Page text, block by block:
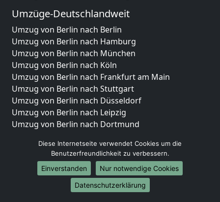
Umzüge-Deutschlandweit
Umzug von Berlin nach Berlin
Umzug von Berlin nach Hamburg
Umzug von Berlin nach München
Umzug von Berlin nach Köln
Umzug von Berlin nach Frankfurt am Main
Umzug von Berlin nach Stuttgart
Umzug von Berlin nach Düsseldorf
Umzug von Berlin nach Leipzig
Umzug von Berlin nach Dortmund
Umzug von Berlin nach Bremen
Umzug von Berlin nach Dresden
Umzug von Berlin nach Hannover
Umzug von Berlin nach Nürnberg
Umzug von Berlin nach Duisburg
Diese Internetseite verwendet Cookies um die
Benutzerfreundlichkeit zu verbessern.
Einverstanden
Nur notwendige Cookies
Datenschutzerklärung